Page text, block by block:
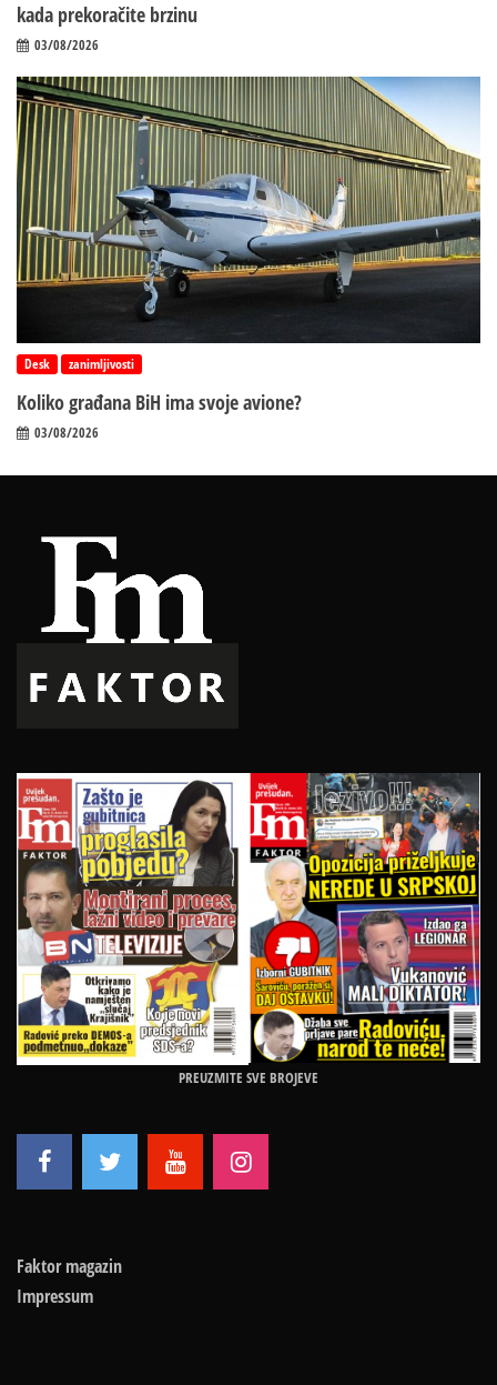
kada prekoračite brzinu
03/08/2026
Desk zanimljivosti
Koliko građana BiH ima svoje avione?
03/08/2026
PREUZMITE SVE BROJEVE
Faktor magazin
Impressum